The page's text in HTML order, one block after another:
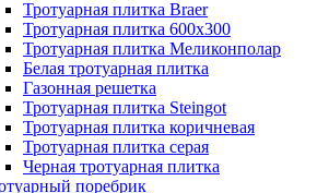
Тротуарная плитка Braer
Тротуарная плитка 600х300
Тротуарная плитка Меликонполар
Белая тротуарная плитка
Газонная решетка
Тротуарная плитка Steingot
Тротуарная плитка коричневая
Тротуарная плитка серая
Черная тротуарная плитка
поребрик